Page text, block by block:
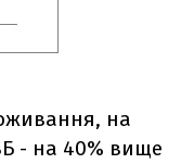
на
- на 40% вище